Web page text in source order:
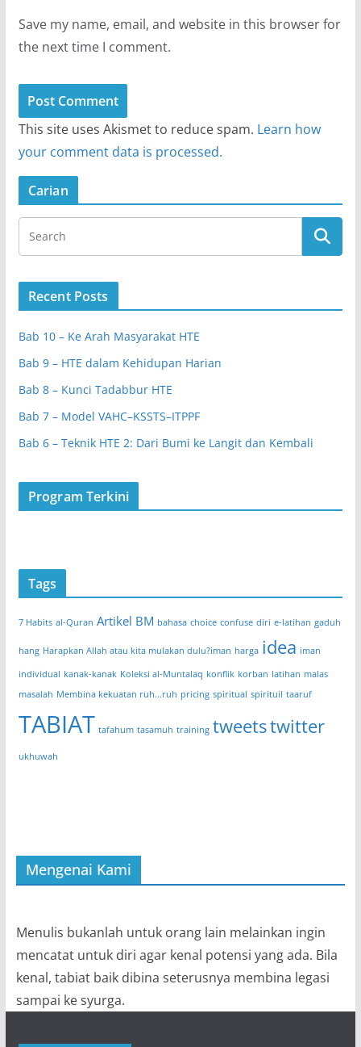
Save my name, email, and website in this browser for
the next time I comment.
This site uses Akismet to reduce spam. Learn how
your comment data is processed.
Carian
Recent Posts
Bab 10 – Ke Arah Masyarakat HTE
Bab 9 – HTE dalam Kehidupan Harian
Bab 8 – Kunci Tadabbur HTE
Bab 7 – Model VAHC–KSSTS–ITPPF
Bab 6 – Teknik HTE 2: Dari Bumi ke Langit dan Kembali
Program Terkini
Tags
7 Habits al-Quran Artikel BM bahasa choice confuse diri e-latihan gaduh
hang Harapkan Allah atau kita mulakan dulu?iman harga idea iman
individual kanak-kanak Koleksi al-Muntalaq konflik korban latihan malas
masalah Membina kekuatan ruh...ruh pricing spiritual spirituil taaruf
TABIAT tafahum tasamuh training tweetstwitter
ukhuwah
Mengenai Kami
Menulis bukanlah untuk orang lain melainkan ingin
mencatat untuk diri agar kenal potensi yang ada. Bila
kenal, tabiat baik dibina seterusnya membina legasi
sampai ke syurga.